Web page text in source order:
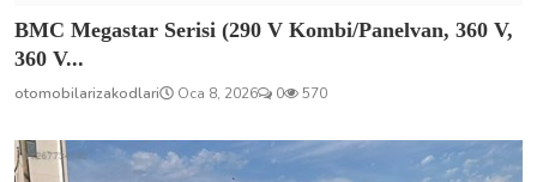
BMC Megastar Serisi (290 V Kombi/Panelvan, 360 V,
360 V...
otomobilarizakodlari Oca 8, 2026 0 570